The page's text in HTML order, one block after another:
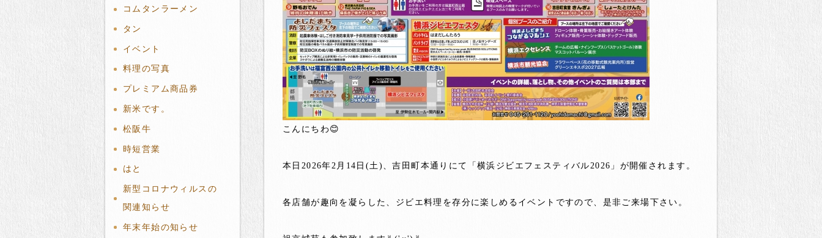
コムタンラーメン
タン
イベント
料理の写真
プレミアム商品券
新米です。
松阪牛
時短営業
はと
新型コロナウィルスの
関連知らせ
年末年始の知らせ
こんにちわ😊
本日2026年2月14日(土)、吉田町本通りにて「横浜ジビエフェスティバル2026」が開催されます。
各店舗が趣向を凝らした、ジビエ料理を存分に楽しめるイベントですので、是非ご来場下さい。